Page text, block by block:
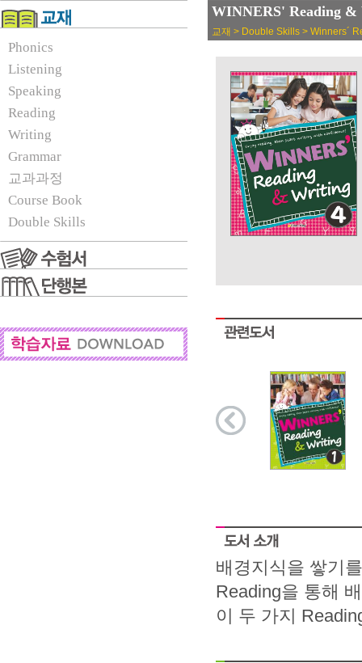
Phonics
Listening
Speaking
Reading
Writing
Grammar
교과과정
Course Book
Double Skills
WINNERS' Reading
교재 > Double Skills > Winners´
배경지식을 쌓기
Reading을 통해
이 두 가지